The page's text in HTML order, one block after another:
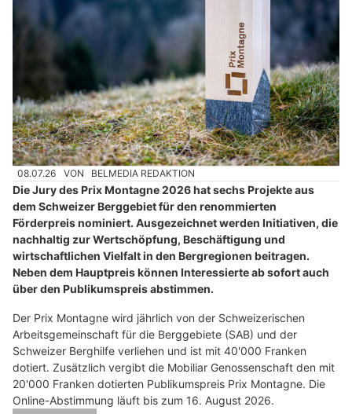
08.07.26 VON BELMEDIA REDAKTION
Die Jury des Prix Montagne 2026 hat sechs Projekte aus
dem Schweizer Berggebiet für den renommierten
Förderpreis nominiert. Ausgezeichnet werden Initiativen, die
nachhaltig zur Wertschöpfung, Beschäftigung und
wirtschaftlichen Vielfalt in den Bergregionen beitragen.
Neben dem Hauptpreis können Interessierte ab sofort auch
über den Publikumspreis abstimmen.
Der Prix Montagne wird jährlich von der Schweizerischen
Arbeitsgemeinschaft für die Berggebiete (SAB) und der
Schweizer Berghilfe verliehen und ist mit 40'000 Franken
dotiert. Zusätzlich vergibt die Mobiliar Genossenschaft den mit
20'000 Franken dotierten Publikumspreis Prix Montagne. Die
Online-Abstimmung läuft bis zum 16. August 2026.